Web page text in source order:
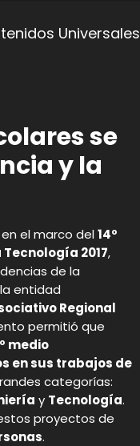
Universales
se
y la
el marco del14º
2017,
de la
entidad
Regional
permitió que
medio
en sus trabajos de
categorías:
y Tecnología.
proyectos de
.